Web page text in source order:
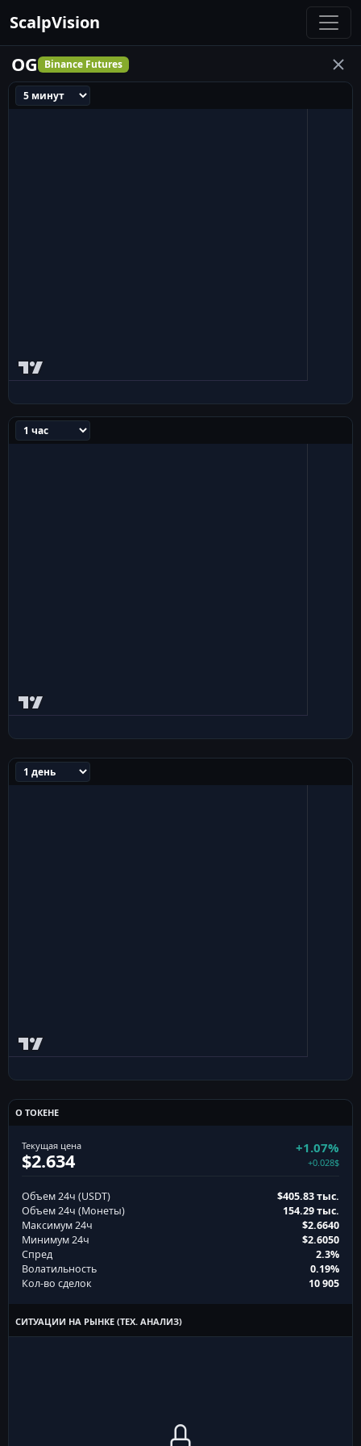
ScalpVision
OG Binance Futures
О ТОКЕНЕ
Текущая цена
$2.634
+1.07%
+0.028$
Объем 24ч (USDT)
$405.83 тыс.
Объем 24ч (Монеты)
154.29 тыс.
Максимум 24ч
$2.6640
Минимум 24ч
$2.6050
Спред
2.3%
Волатильность
0.19%
Кол-во сделок
10 905
СИТУАЦИИ НА РЫНКЕ (ТЕХ. АНАЛИЗ)